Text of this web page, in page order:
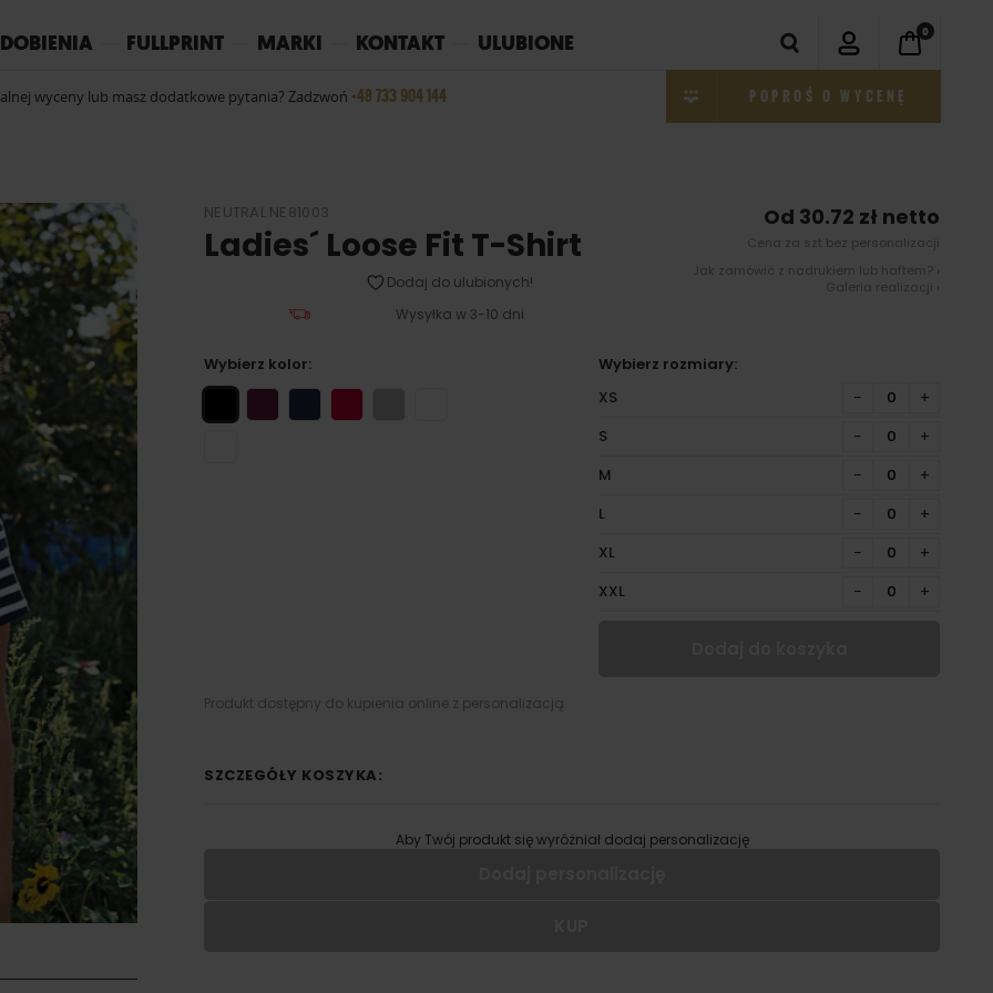
FULLPRINT MARKI KONTAKT ULUBIONE
wyceny lub masz dodatkowe pytania? Zadzwoń +48 733 904 144
0
POPROŚ O WYCENĘ
NEUTRAL NE81003
Ladies´ Loose Fit T-Shirt
Dodaj do ulubionych!
Wysyłka w 3-10 dni
Od 30.72 zł netto
Cena za szt bez personalizacji
Jak zamówić z nadrukiem lub haftem? ›
Galeria realizacji ›
Wybierz kolor:
Wybierz rozmiary:
XS
− +
S − +
M − +
L − +
XL − +
XXL − +
Produkt dostępny do kupienia online z personalizacją
SZCZEGÓŁY KOSZYKA:
Aby Twój produkt się wyróżniał dodaj personalizację